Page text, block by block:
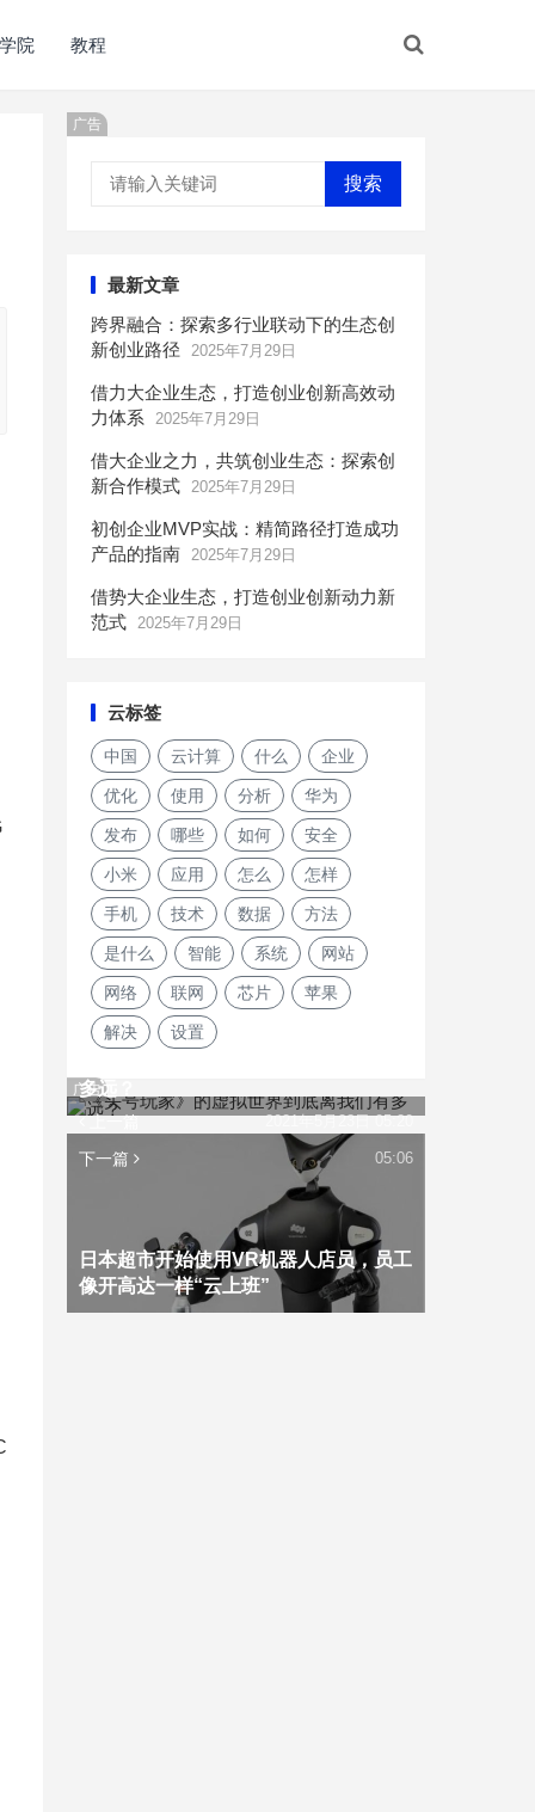
院 教程
广告
搜索
最新文章
跨界融合：探索多行业联动下的生态创
新创业路径
2025年7月29日
借力大企业生态，打造创业创新高效动
力体系
2025年7月29日
借大企业之力，共筑创业生态：探索创
新合作模式 2025年7月29日
初创企业MVP实战：精简路径打造成功
产品的指南 2025年7月29日
借势大企业生态，打造创业创新动力新
范式 2025年7月29日
云标签
中国 云计算 什么 企业
优化 使用 分析 华为
发布 哪些 如何 安全
小米 应用 怎么 怎样
手机 技术 数据 方法
是什么 智能 系统 网站
网络 联网 芯片 苹果
解决 设置
广告
上一篇
多远？
2021年5月23日 05:20
下一篇
日本超市开始使用VR机器人店员，员工
像开高达一样“云上班”
05:06